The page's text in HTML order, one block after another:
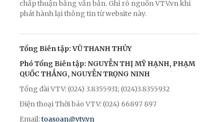
chấp thuận bằng văn bản. Ghi rõ nguồn VTV.vn khi
phát hành lại thông tin từ website này.
Tổng Biên tập: VŨ THANH THỦY
Phó Tổng Biên tập: NGUYỄN THỊ MỸ HẠNH, PHẠM
QUỐC THẮNG, NGUYỄN TRỌNG NINH
Tổng đài VTV: (024) 3.8355931; (024)3.8355932
Điện thoại Thời báo VTV: (024) 66897 897
Email:toasoan@vtv.vn